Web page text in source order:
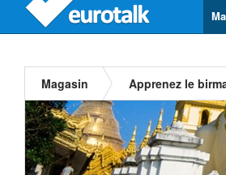
Magasin Apprenez le